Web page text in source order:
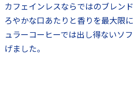
カフェインレスならではのブレン
ろやかな口あたりと香りを最大限
ュラーコーヒーでは出し得ないソ
げました。